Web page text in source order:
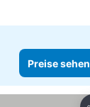
Preise sehen